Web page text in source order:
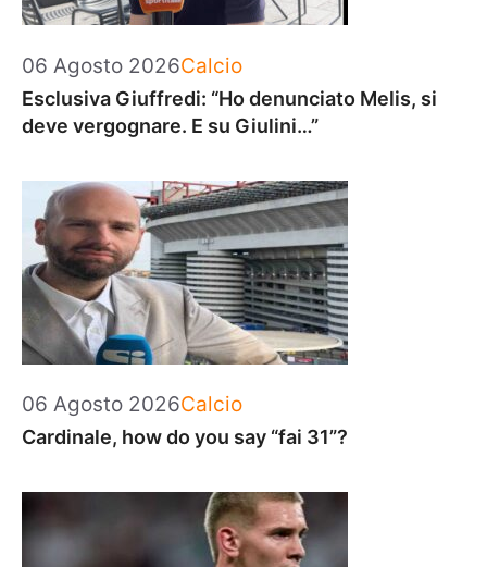
06 Agosto 2026Categorie
Calcio
Esclusiva Giuffredi: “Ho denunciato Melis, si
deve vergognare. E su Giulini…”
06 Agosto 2026Categorie
Calcio
Cardinale, how do you say “fai 31”?